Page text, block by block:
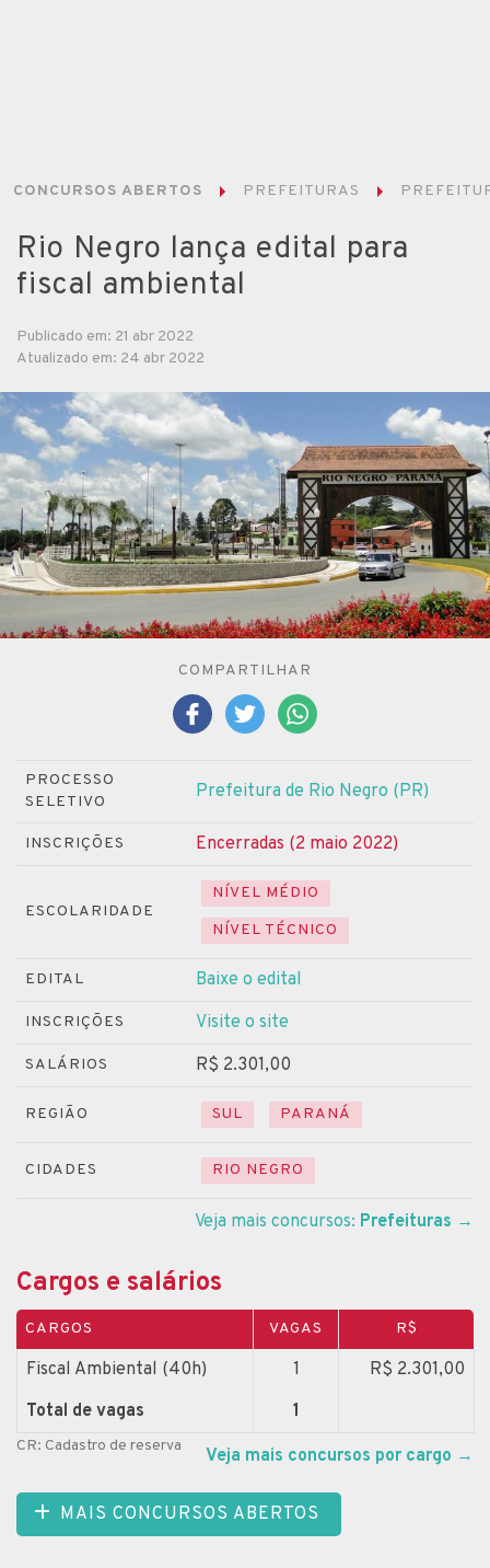
CONCURSOS ABERTOS PREFEITURAS
Rio Negro lança edital para
fiscal ambiental
Publicado em: 21 abr 2022
Atualizado em: 24 abr 2022
COMPARTILHAR
PROCESSO
SELETIVO
Prefeitura de Rio Negro (PR)
INSCRIÇÕES Encerradas (2 maio 2022)
ESCOLARIDADE
NÍVEL MÉDIO
NÍVEL TÉCNICO
EDITAL Baixe o edital
INSCRIÇÕES Visite o site
SALÁRIOS R$ 2.301,00
REGIÃO SUL PARANÁ
CIDADES RIO NEGRO
Veja mais concursos: Prefeituras →
Cargos e salários
CARGOS VAGAS R$
Fiscal Ambiental (40h) 1
R$ 2.301,00
Total de vagas
1
CR: Cadastro de reserva Veja mais concursos por cargo →
MAIS CONCURSOS ABERTOS